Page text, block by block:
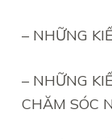
– NHỮNG
– NHỮNG
CHĂM SÓC